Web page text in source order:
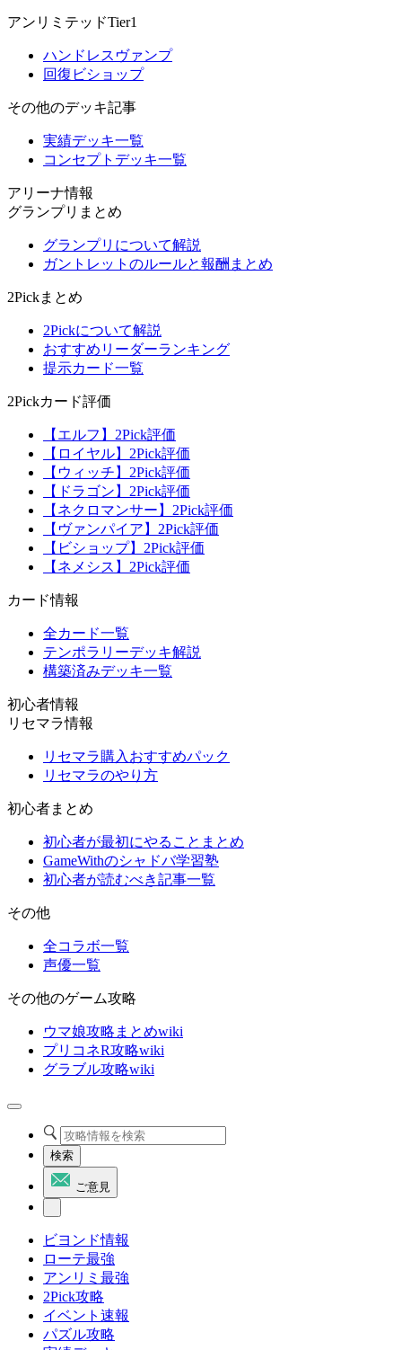
アンリミテッドTier1
ハンドレスヴァンプ
回復ビショップ
その他のデッキ記事
実績デッキ一覧
コンセプトデッキ一覧
アリーナ情報
グランプリまとめ
グランプリについて解説
ガントレットのルールと報酬まとめ
2Pickまとめ
2Pickについて解説
おすすめリーダーランキング
提示カード一覧
2Pickカード評価
【エルフ】2Pick評価
【ロイヤル】2Pick評価
【ウィッチ】2Pick評価
【ドラゴン】2Pick評価
【ネクロマンサー】2Pick評価
【ヴァンパイア】2Pick評価
【ビショップ】2Pick評価
【ネメシス】2Pick評価
カード情報
全カード一覧
テンポラリーデッキ解説
構築済みデッキ一覧
初心者情報
リセマラ情報
リセマラ購入おすすめパック
リセマラのやり方
初心者まとめ
初心者が最初にやることまとめ
GameWithのシャドバ学習塾
初心者が読むべき記事一覧
その他
全コラボ一覧
声優一覧
その他のゲーム攻略
ウマ娘攻略まとめwiki
プリコネR攻略wiki
グラブル攻略wiki
検索
ご意見
ビヨンド情報
ローテ最強
アンリミ最強
2Pick攻略
イベント速報
パズル攻略